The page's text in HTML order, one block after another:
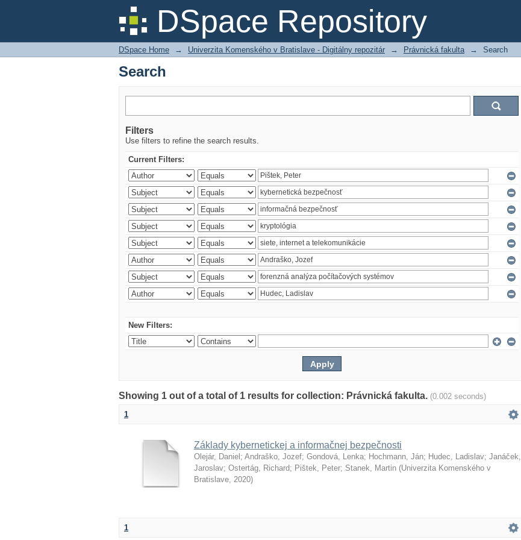
DSpace Repository
Search
DSpace Home → Univerzita Komenského v Bratislave - Digitálny repozitár → Právnická fakulta → Search
Search
Filters
Use filters to refine the search results.
Current Filters:
New Filters:
Showing 1 out of a total of 1 results for collection: Právnická fakulta. (0.002 seconds)
1
Základy kybernetickej a informačnej bezpečnosti
Olejár, Daniel ; Andraško, Jozef; Gondová, Lenka; Hochmann, Ján; Hudec, Ladislav; Janáček,
Jaroslav; Ostertág, Richard; Pištek, Peter; Stanek, Martin (Univerzita Komenského v
Bratislave, 2020)
1